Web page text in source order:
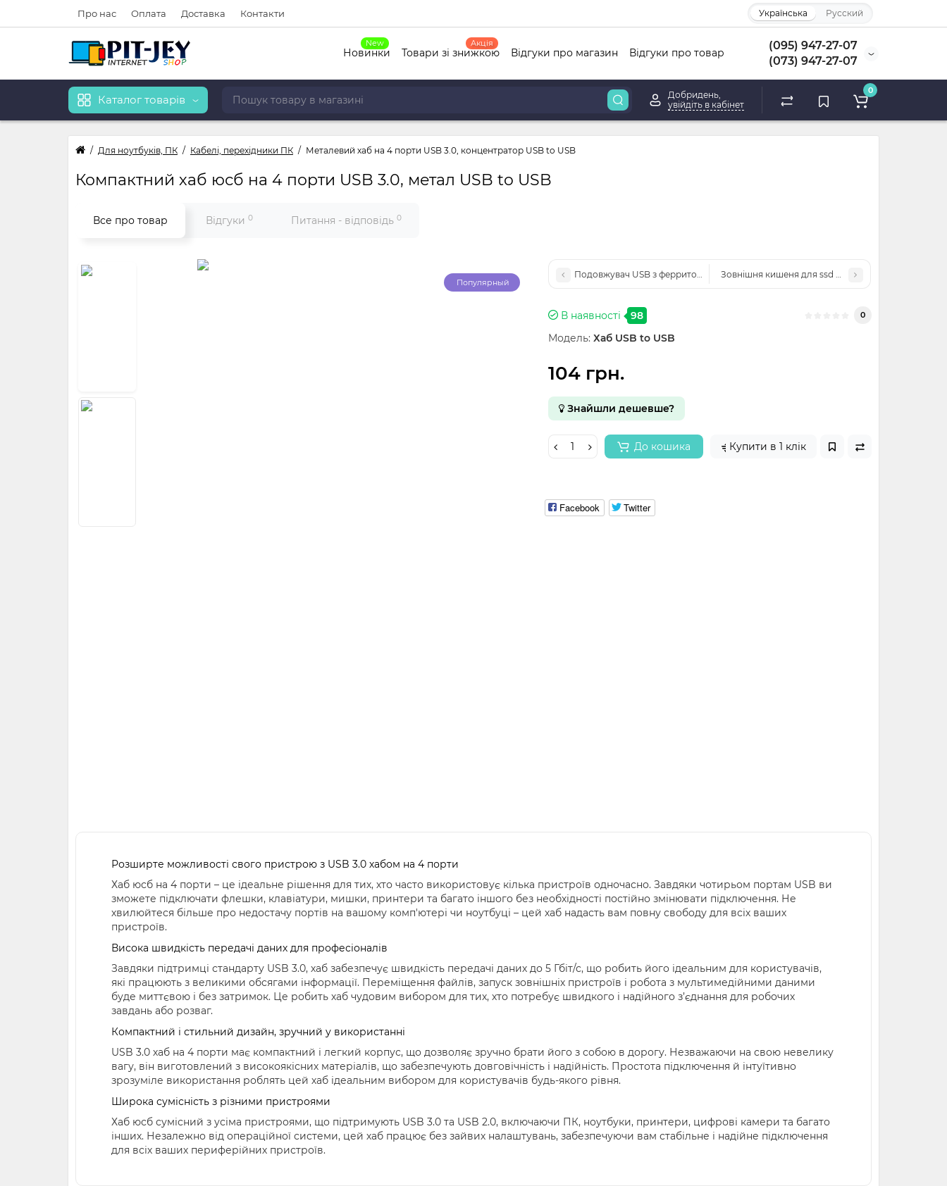
Про нас Оплата Доставка Контакти Українська Русский
(095) 947-27-07
(073) 947-27-07
New
Новинки
Акція
Товари зі знижкою Відгуки про магазин Відгуки про товар
Каталог товарів
Добридень,
увійдіть в кабінет
0
Для ноутбуків, ПК Кабелі, перехідники ПК Металевий хаб на 4 порти USB 3.0, концентратор USB to USB
Компактний хаб юсб на 4 порти USB 3.0, метал USB to USB
Все про товар Відгуки 0 Питання - відповідь 0
Популярный
Подовжувач USB з ферритом, тато мама, AM - AF 3мЗовнішня кишеня для ssd m2, NGFF (SATA), USB 3.1
В наявності 98 0
Модель: Хаб USB to USB
104 грн.
Знайшли дешевше?
До кошика Купити в 1 клік
Facebook Twitter
Розширте можливості свого пристрою з USB 3.0 хабом на 4 порти
Хаб юсб на 4 порти – це ідеальне рішення для тих, хто часто використовує кілька пристроїв одночасно. Завдяки чотирьом портам USB ви
зможете підключати флешки, клавіатури, мишки, принтери та багато іншого без необхідності постійно змінювати підключення. Не
хвилюйтеся більше про недостачу портів на вашому комп'ютері чи ноутбуці – цей хаб надасть вам повну свободу для всіх ваших
пристроїв.
Висока швидкість передачі даних для професіоналів
Завдяки підтримці стандарту USB 3.0, хаб забезпечує швидкість передачі даних до 5 Гбіт/с, що робить його ідеальним для користувачів,
які працюють з великими обсягами інформації. Переміщення файлів, запуск зовнішніх пристроїв і робота з мультимедійними даними
буде миттєвою і без затримок. Це робить хаб чудовим вибором для тих, хто потребує швидкого і надійного з’єднання для робочих
завдань або розваг.
Компактний і стильний дизайн, зручний у використанні
USB 3.0 хаб на 4 порти має компактний і легкий корпус, що дозволяє зручно брати його з собою в дорогу. Незважаючи на свою невелику
вагу, він виготовлений з високоякісних матеріалів, що забезпечують довговічність і надійність. Простота підключення й інтуїтивно
зрозуміле використання роблять цей хаб ідеальним вибором для користувачів будь-якого рівня.
Широка сумісність з різними пристроями
Хаб юсб сумісний з усіма пристроями, що підтримують USB 3.0 та USB 2.0, включаючи ПК, ноутбуки, принтери, цифрові камери та багато
інших. Незалежно від операційної системи, цей хаб працює без зайвих налаштувань, забезпечуючи вам стабільне і надійне підключення
для всіх ваших периферійних пристроїв.